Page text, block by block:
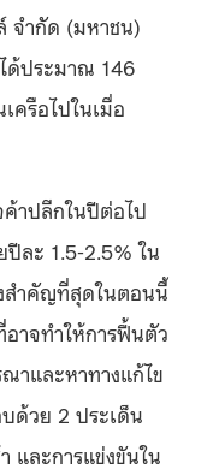
ำกัด (มหาชน)
ด้ประมาณ 146
ครือไปในเมื่อ
าปลีกในปีต่อไป
ปีละ 1.5-2.5% ใน
สำคัญที่สุดในตอนนี้
าจทำให้การฟื้นตัว
าและหาทางแก้ไข
ด้วย 2 ประเด็น
และการแข่งขันใน